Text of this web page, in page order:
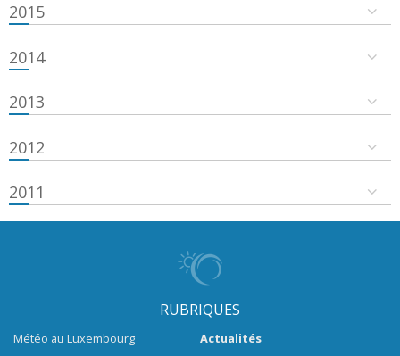
2015
2014
2013
2012
2011
RUBRIQUES
Météo au Luxembourg
Actualités